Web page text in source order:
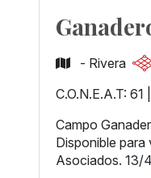
- Rivera
C.O.N.E.A.T: 61
Campo
Disponible
Asociados. 13/